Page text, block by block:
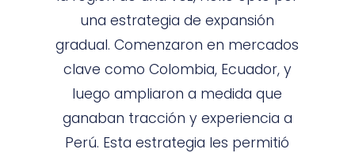
una estrategia de expansión
gradual. Comenzaron en mercados
clave como Colombia, Ecuador, y
luego ampliaron a medida que
ganaban tracción y experiencia a
Perú. Esta estrategia les permitió